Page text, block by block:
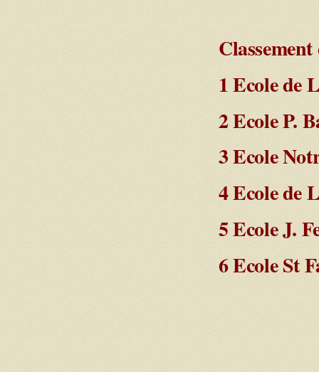
Classement
1 Ecole de
2 Ecole P.
3 Ecole
4 Ecole de
5 Ecole J.
6 Ecole St